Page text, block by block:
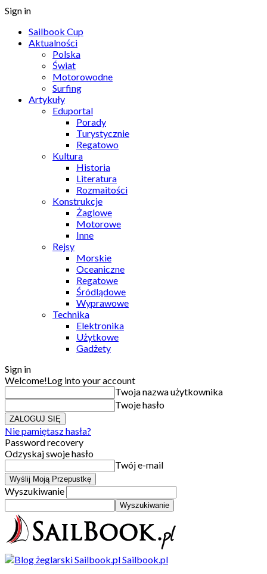
Sign in
Sailbook Cup
Aktualności
Polska
Świat
Motorowodne
Surfing
Artykuły
Eduportal
Porady
Turystycznie
Regatowo
Kultura
Historia
Literatura
Rozmaitości
Konstrukcje
Żaglowe
Motorowe
Inne
Rejsy
Morskie
Oceaniczne
Regatowe
Śródlądowe
Wyprawowe
Technika
Elektronika
Użytkowe
Gadżety
Sign in
Welcome!Log into your account
Twoja nazwa użytkownika
Twoje hasło
Nie pamiętasz hasła?
Password recovery
Odzyskaj swoje hasło
Twój e-mail
Wyszukiwanie
Sailbook.pl